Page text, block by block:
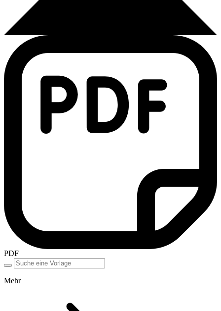
PDF
Mehr